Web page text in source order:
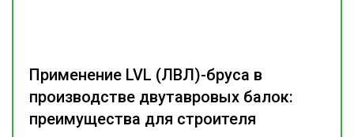
Применение LVL (ЛВЛ)-бруса в
производстве двутавровых балок:
преимущества для строителя